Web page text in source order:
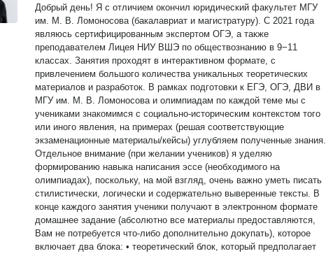
Добрый день! Я с отличием окончил юридический факультет МГУ
им. М. В. Ломоносова (бакалавриат и магистратуру). С 2021 года
являюсь сертифицированным экспертом ОГЭ, а также
преподавателем Лицея НИУ ВШЭ по обществознанию в 9−11
классах. Занятия проходят в интерактивном формате, с
привлечением большого количества уникальных теоретических
материалов и разработок. В рамках подготовки к ЕГЭ, ОГЭ, ДВИ в
МГУ им. М. В. Ломоносова и олимпиадам по каждой теме мы с
учениками знакомимся с социально-историческим контекстом того
или иного явления, на примерах (решая соответствующие
экзаменационные материалы/кейсы) углубляем полученные знания.
Отдельное внимание (при желании учеников) я уделяю
формированию навыка написания эссе (необходимого на
олимпиадах), поскольку, на мой взгляд, очень важно уметь писать
стилистически, логически и содержательно выверенные тексты. В
конце каждого занятия ученики получают в электронном формате
домашнее задание (абсолютно все материалы предоставляются,
Вам не потребуется что-либо дополнительно докупать), которое
включает два блока: • теоретический блок, который предполагает